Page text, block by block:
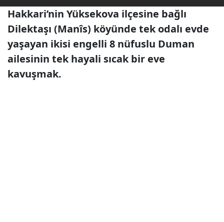
Hakkari’nin Yüksekova ilçesine bağlı
Dilektaşı (Manîs) köyünde tek odalı evde
yaşayan ikisi engelli 8 nüfuslu Duman
ailesinin tek hayali sıcak bir eve
kavuşmak.